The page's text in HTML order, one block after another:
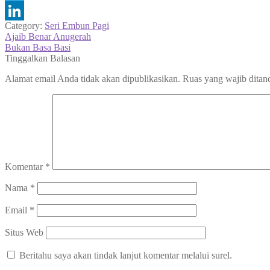
Telegram
LinkedIn
Category: Seri Embun Pagi
Navigasi
pos
Previous
post:
Ajaib Benar Anugerah
Next
post:
Bukan Basa Basi
Tinggalkan Balasan
Alamat email Anda tidak akan dipublikasikan. Ruas yang wajib
Komentar *
Nama *
Email *
Situs Web
Beritahu saya akan tindak lanjut komentar melalui surel.